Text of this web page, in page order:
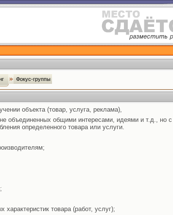
Фокус-группы
объекта (товар, услуга, реклама),
объединенных общими интересами, идеями и т.д., но
определенного товара или услуги.
товара (работ, услуг);